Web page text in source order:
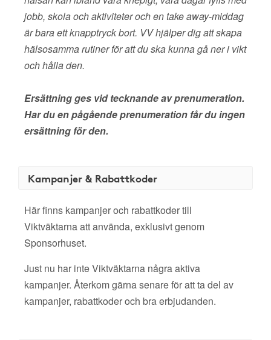
jobb, skola och aktiviteter och en take away-middag
är bara ett knapptryck bort. VV hjälper dig att skapa
hälsosamma rutiner för att du ska kunna gå ner i vikt
och hålla den.
Ersättning ges vid tecknande av prenumeration.
Har du en pågående prenumeration får du ingen
ersättning för den.
Kampanjer & Rabattkoder
Här finns kampanjer och rabattkoder till
Viktväktarna att använda, exklusivt genom
Sponsorhuset.
Just nu har inte Viktväktarna några aktiva
kampanjer. Återkom gärna senare för att ta del av
kampanjer, rabattkoder och bra erbjudanden.